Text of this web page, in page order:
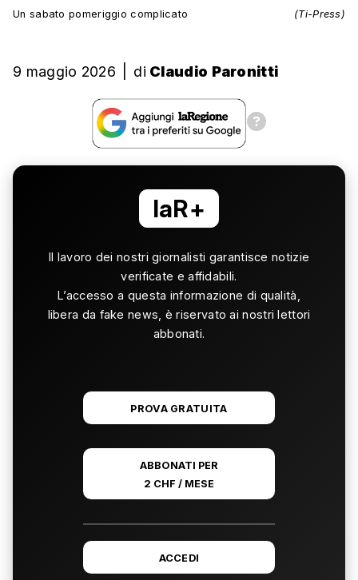
Un sabato pomeriggio complicato (Ti-Press)
9 maggio 2026 di Claudio Paronitti
laR+
Il lavoro dei nostri giornalisti garantisce notizie
verificate e affidabili.
L’accesso a questa informazione di qualità,
libera da fake news, è riservato ai nostri lettori
abbonati.
PROVA GRATUITA
ABBONATI PER
2 CHF / MESE
ACCEDI